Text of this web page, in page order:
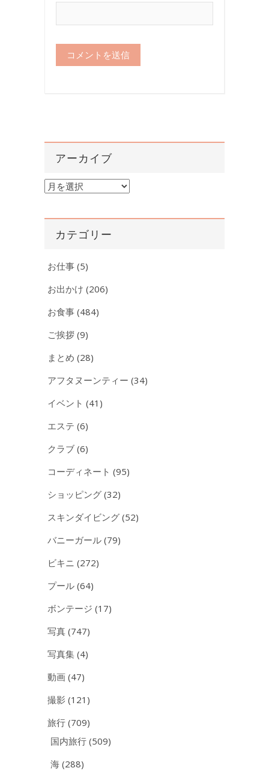
アーカイブ
ア
カ
カテゴリー
お仕事 (5)
お出かけ (206)
お食事 (484)
ご挨拶 (9)
まとめ (28)
アフタヌーンティー (34)
イベント (41)
エステ (6)
クラブ (6)
コーディネート (95)
ショッピング (32)
スキンダイビング (52)
バニーガール (79)
ビキニ (272)
プール (64)
ボンテージ (17)
写真 (747)
写真集 (4)
動画 (47)
撮影 (121)
旅行 (709)
国内旅行 (509)
海 (288)